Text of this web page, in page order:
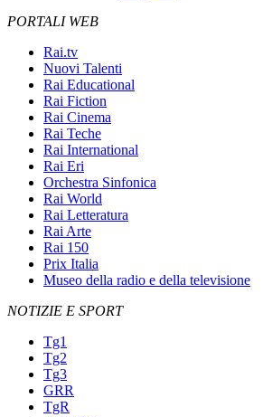
PORTALI WEB
Rai.tv
Nuovi Talenti
Rai Educational
Rai Fiction
Rai Cinema
Rai Teche
Rai International
Rai Eri
Orchestra Sinfonica
Rai World
Rai Letteratura
Rai Arte
Rai 150
Prix Italia
Museo della radio e della televisione
NOTIZIE E SPORT
Tg1
Tg2
Tg3
GRR
TgR